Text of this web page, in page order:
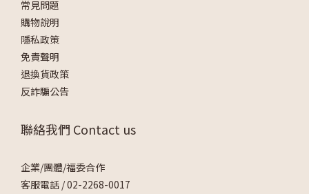
常見問題
購物說明
隱私政策
免責聲明
退換貨政策
反詐騙公告
聯絡我們 Contact us
企業/團體/福委合作
客服電話 /02-2268-0017